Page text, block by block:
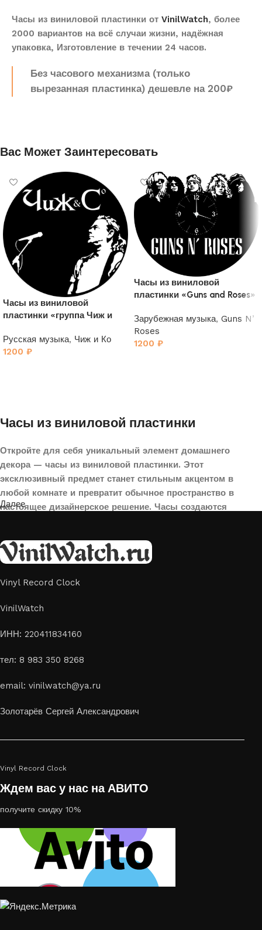
Часы из виниловой пластинки от VinilWatch, более
2000 вариантов на всё случаи жизни, надёжная
упаковка, Изготовление в течении 24 часов.
Без часового механизма (только
вырезанная пластинка) дешевле на 200₽
Вас Может Заинтересовать
Часы из виниловой
пластинки «группа Чиж и
Русская музыка, Чиж и Ко
1200 ₽
Часы из виниловой
пластинки «Guns and Roses»
Зарубежная музыка, Guns N’
Roses
1200 ₽
Часы из виниловой пластинки
Откройте для себя уникальный элемент домашнего
декора — часы из виниловой пластинки. Этот
эксклюзивный предмет станет стильным акцентом в
любой комнате и превратит обычное пространство в
настоящее дизайнерское решение. Часы создаются
аксессуар идеально подойдет для гостиной, спальни,
офиса или даже для оформления кафе, студии или
творческого пространства.
Картины на стекле и дереве
Лазерная гравировка на стекле или дереве, оригинальный
или украсить свой дом
украсить пространство, лазерная гравировка фото по дереву
Далее
Vinyl Record Clock
VinilWatch
ИНН: 220411834160
тел: 8 983 350 8268
email: vinilwatch@ya.ru
Золотарёв Сергей Александрович
Vinyl Record Clock
Ждем вас у нас на АВИТО
получите скидку 10%